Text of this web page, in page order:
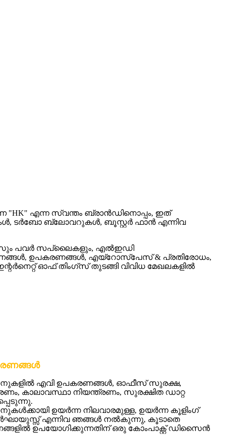
"HK" എന്ന സ്വന്തം ബ്രാൻഡിനൊപ്പം, ഇത്
ടർബോ ബ്ലോവറുകൾ, ബൂസ്റ്റർ ഫാൻ എന്നിവ
പവർ സപ്ലൈകളും, എൽഇഡി
ഉപകരണങ്ങൾ, എയ്‌റോസ്‌പേസ് & പ്രതിരോധം,
ഓഫ് തിംഗ്‌സ് തുടങ്ങി വിവിധ മേഖലകളിൽ
എവി ഉപകരണങ്ങൾ, ഓഫീസ് സുരക്ഷ,
കാലാവസ്ഥാ നിയന്ത്രണം, സുരക്ഷിത ഡാറ്റ
ഉയർന്ന നിലവാരമുള്ള, ഉയർന്ന കൂളിംഗ്
എന്നിവ ഞങ്ങൾ നൽകുന്നു, കൂടാതെ
ഉപയോഗിക്കുന്നതിന് ഒരു കോം‌പാക്റ്റ് ഡിസൈൻ